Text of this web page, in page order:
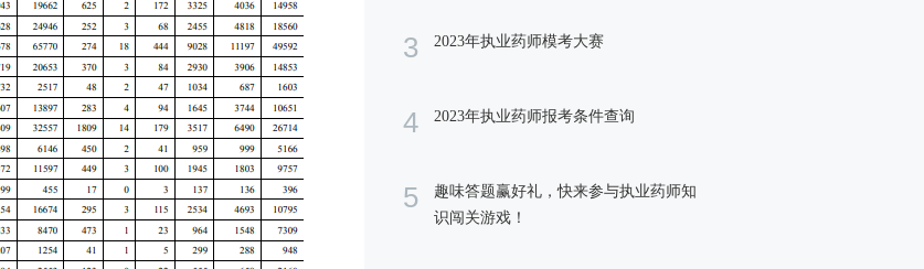
3 2023年执业药师模考大赛
4 2023年执业药师报考条件查询
5
趣味答题赢好礼，快来参与执业药师知
识闯关游戏！